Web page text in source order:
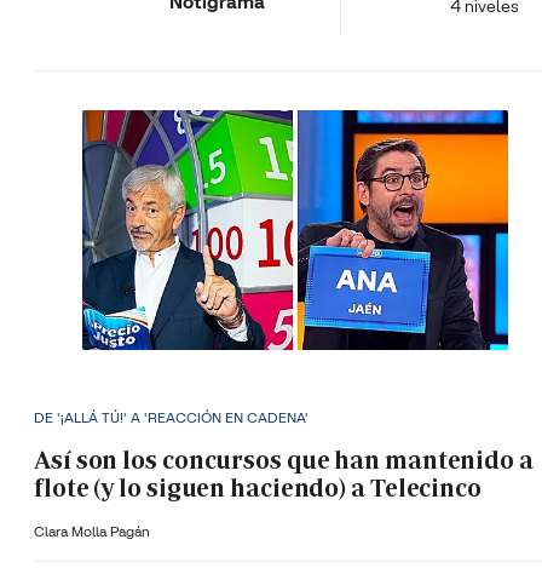
4 niveles
DE '¡ALLÁ TÚ!' A 'REACCIÓN EN CADENA'
Así son los concursos que han mantenido a
flote (y lo siguen haciendo) a Telecinco
Clara Molla Pagán